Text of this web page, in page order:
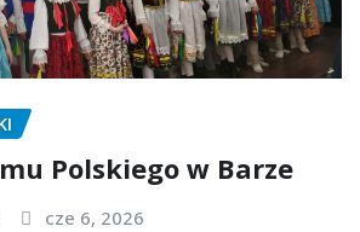
Polskiego w Barze
cze 6, 2026